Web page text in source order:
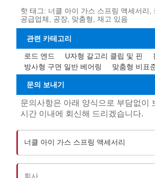
핫 태그: 너클 아이 가스 스프링 액세서리,
공급업체, 공장, 맞춤형, 재고 있음
관련 카테고리
로드 엔드 U자형 갈고리 클립 및 핀
방사형 구면 일반 베어링
맞춤형 비표
문의 보내기
문의사항은 아래 양식으로 부담없이
시간 이내에 회신해 드리겠습니다.